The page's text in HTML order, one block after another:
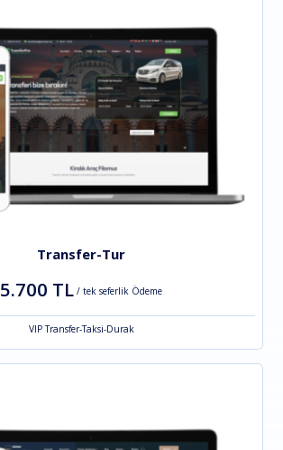
Transfer-Tur
5.700 TL / tek seferlik Ödeme
VIP Transfer-Taksi-Durak